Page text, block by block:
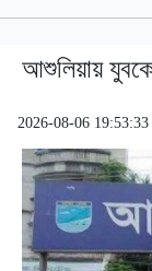
আশুলিয়ায়
2026-08-06 19:53:33